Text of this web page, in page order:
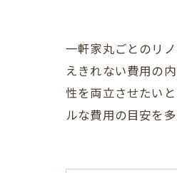
一軒家丸ごとのリ
えきれない費用の
性を両立させたい
ルな費用の目安を